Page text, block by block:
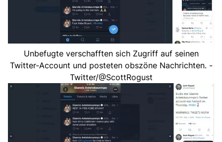
Unbefugte verschafften sich Zugriff auf seinen
Twitter-Account und posteten obszöne Nachrichten. -
Twitter/@ScottRogust